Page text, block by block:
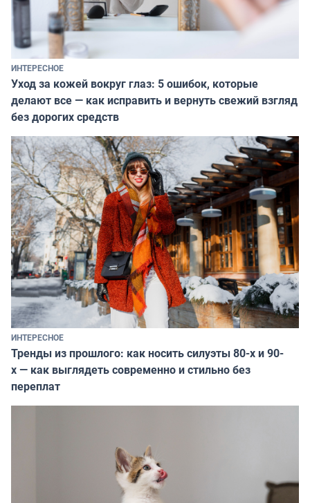
ИНТЕРЕСНОЕ
Уход за кожей вокруг глаз: 5 ошибок, которые
делают все — как исправить и вернуть свежий взгляд
без дорогих средств
ИНТЕРЕСНОЕ
Тренды из прошлого: как носить силуэты 80-х и 90-
х — как выглядеть современно и стильно без
переплат